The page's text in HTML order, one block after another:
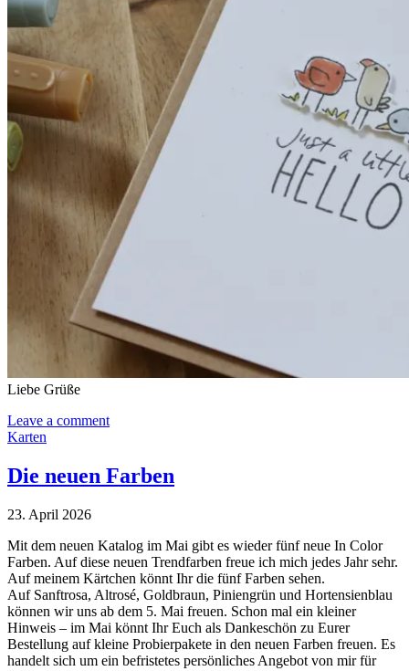
Liebe Grüße
Leave a comment
Karten
Die neuen Farben
23. April 2026
Mit dem neuen Katalog im Mai gibt es wieder fünf neue In Color
Farben. Auf diese neuen Trendfarben freue ich mich jedes Jahr sehr.
Auf meinem Kärtchen könnt Ihr die fünf Farben sehen.
Auf Sanftrosa, Altrosé, Goldbraun, Piniengrün und Hortensienblau
können wir uns ab dem 5. Mai freuen. Schon mal ein kleiner
Hinweis – im Mai könnt Ihr Euch als Dankeschön zu Eurer
Bestellung auf kleine Probierpakete in den neuen Farben freuen. Es
handelt sich um ein befristetes persönliches Angebot von mir für